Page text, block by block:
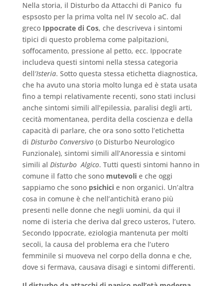
Nella storia, il Disturbo da Attacchi di Panico fu
espsosto per la prima volta nel IV secolo aC. dal
greco Ippocrate di Cos, che descriveva i sintomi
tipici di questo problema come palpitazioni,
soffocamento, pressione al petto, ecc. Ippocrate
includeva questi sintomi nella stessa categoria
dell’Isteria. Sotto questa stessa etichetta diagnostica,
che ha avuto una storia molto lunga ed è stata usata
fino a tempi relativamente recenti, sono stati inclusi
anche sintomi simili all’epilessia, paralisi degli arti,
cecità momentanea, perdita della coscienza e della
capacità di parlare, che ora sono sotto l’etichetta
di Disturbo Conversivo(o Disturbo Neurologico
Funzionale), sintomi simili all’Anoressia e sintomi
simili al Disturbo Algico. Tutti questi sintomi hanno in
comune il fatto che sono mutevolie che oggi
sappiamo che sono psichicie non organici. Un’altra
cosa in comune è che nell’antichità erano più
presenti nelle donne che negli uomini, da qui il
nome di isteria che deriva dal greco usteros, l’utero.
Secondo Ippocrate, eziologia mantenuta per molti
secoli, la causa del problema era che l’utero
femminile si muoveva nel corpo della donna e che,
dove si fermava, causava disagi e sintomi differenti.